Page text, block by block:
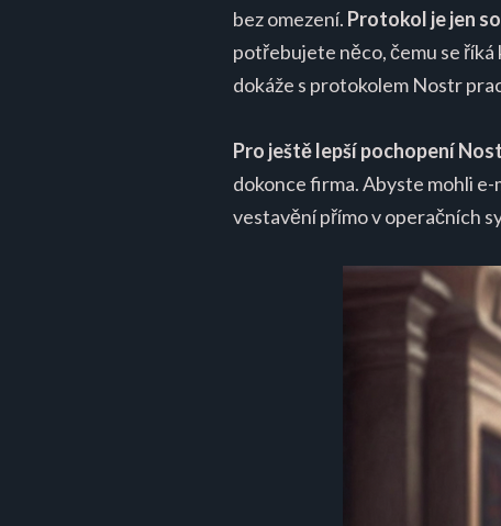
bez omezení. Protokol je jen
potřebujete něco, čemu se
dokáže s protokolem Nostr
Pro ještě lepší pochopení
dokonce firma. Abyste mohli
vestavění přímo v operačních